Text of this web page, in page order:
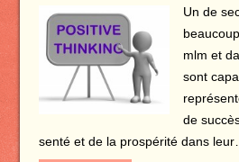
Un de
mlm et
sont
de
senté et de la prospérité dans leur…